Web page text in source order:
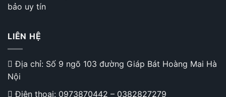
bảo uy tín
LIÊN HỆ
Địa chỉ: Số 9 ngõ 103 đường Giáp Bát Hoàng Mai Hà
Nội
Điện thoại: 0973870442 – 0382827279